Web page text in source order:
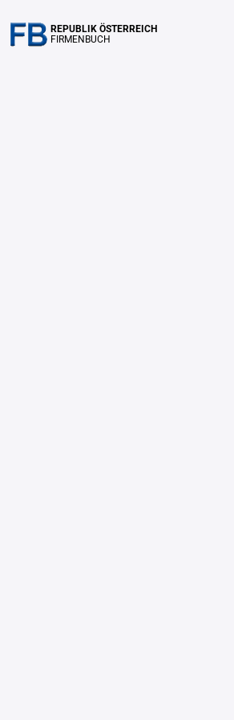
REPUBLIK ÖSTERREICH
FIRMENBUCH